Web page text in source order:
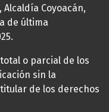
Coyoacán,
de última
o parcial de los
sin la
de los derechos